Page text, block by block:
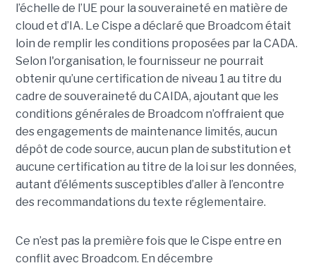
l’échelle de l’UE pour la souveraineté en matière de
cloud et d’IA. Le Cispe a déclaré que Broadcom était
loin de remplir les conditions proposées par la CADA.
Selon l'organisation, le fournisseur ne pourrait
obtenir qu’une certification de niveau 1 au titre du
cadre de souveraineté du CAIDA, ajoutant que les
conditions générales de Broadcom n’offraient que
des engagements de maintenance limités, aucun
dépôt de code source, aucun plan de substitution et
aucune certification au titre de la loi sur les données,
autant d’éléments susceptibles d’aller à l’encontre
des recommandations du texte réglementaire.
Ce n’est pas la première fois que le Cispe entre en
conflit avec Broadcom. En décembre